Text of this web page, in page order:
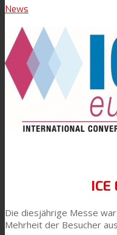
Link zu Youtube
Link zu Mail
Flexible
Technische
News
ICE
Die diesjährige Messe
Mehrheit der Besucher